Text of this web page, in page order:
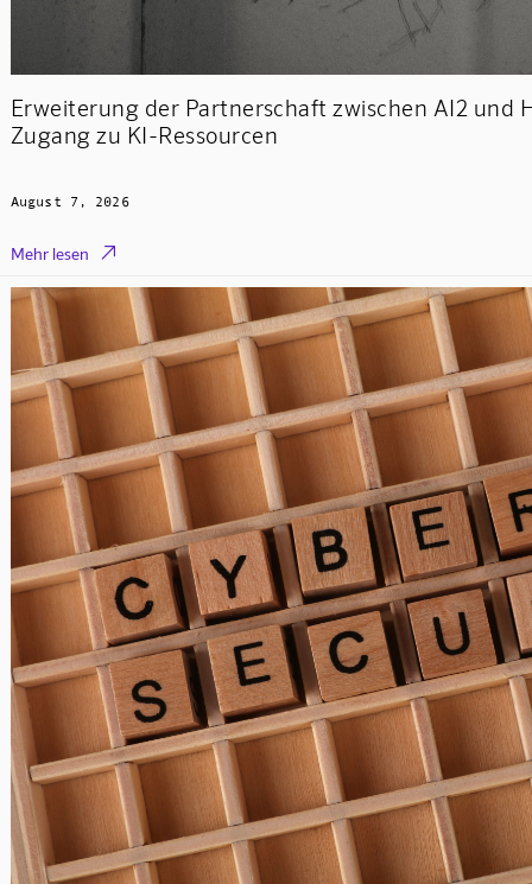
Erweiterung der Partnerschaft zwischen AI2 und
Zugang zu KI-Ressourcen
August 7, 2026
Mehr lesen 